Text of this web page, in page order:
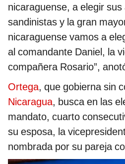
nicaraguense, a elegir
sandinistas y la gran
nicaraguense vamos a
al comandante Daniel, la
compañera Rosario”,
Ortega, que gobierna sin
Nicaragua, busca en las
mandato, cuarto
su esposa, la
nombrada por su pareja